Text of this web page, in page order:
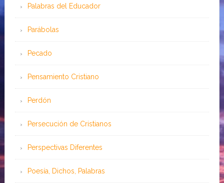
Palabras del Educador
Parábolas
Pecado
Pensamiento Cristiano
Perdón
Persecución de Cristianos
Perspectivas Diferentes
Poesía, Dichos, Palabras